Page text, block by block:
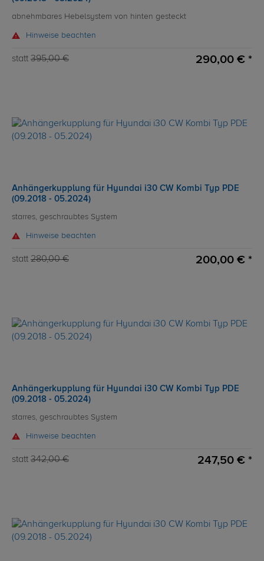
abnehmbares Hebelsystem von hinten gesteckt
Hinweise beachten
statt 395,00 € 290,00 € *
Anhängerkupplung für Hyundai i30 CW Kombi Typ PDE
(09.2018 - 05.2024)
starres, geschraubtes System
Hinweise beachten
statt 280,00 € 200,00 € *
Anhängerkupplung für Hyundai i30 CW Kombi Typ PDE
(09.2018 - 05.2024)
starres, geschraubtes System
Hinweise beachten
statt 342,00 € 247,50 € *